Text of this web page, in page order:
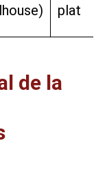
plat
de la